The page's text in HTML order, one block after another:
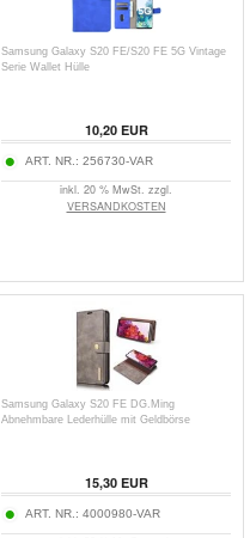
Samsung Galaxy S20 FE/S20 FE 5G Vintage
Serie Wallet Hülle
10,20EUR
ART. NR.: 256730-VAR
inkl. 20 % MwSt. zzgl.
VERSANDKOSTEN
Samsung Galaxy S20 FE DG.Ming
Abnehmbare Lederhülle mit Geldbörse
15,30EUR
ART. NR.: 4000980-VAR